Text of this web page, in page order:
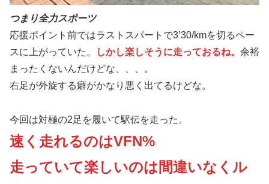
つまり全力スポーツ
応援ポイント前ではラストスパートで3’30/kmを切るペー
スに上がっていた。
しかし楽しそうに走っておるね。 余裕
まったくないんだけどな、、、。
右足が外旋する癖がかなり悪く出てるけどな。
今回は対極の2足を履いて駅伝を走った。
速く走れるのはVFN%
走っていて楽しいのは間違いなくル